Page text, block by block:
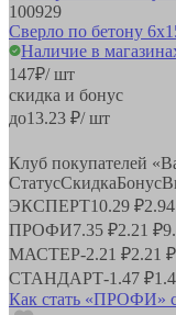
100929
Сверло по бетону
Наличие в
147₽/ шт
скидка и бонус
до13.23 ₽/ шт
Клуб покупателей
СтатусСкидкаБонус
ЭКСПЕРТ10.29 ₽
ПРОФИ7.35 ₽2.21 ₽
МАСТЕР-2.21 ₽2.21 ₽
СТАНДАРТ-1.47 ₽
Как стать «ПРОФИ»